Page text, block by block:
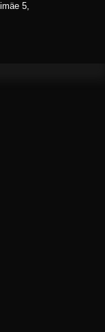
5,